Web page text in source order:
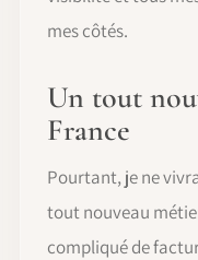
mes côtés.
Un tout
France
Pourtant, je ne
tout nouveau
compliqué de